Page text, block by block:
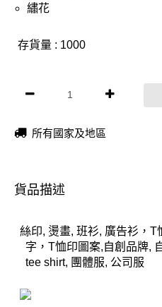
繡花
存貨量 : 1000
所有國家及地區
貨品描述
絲印, 燙畫, 班衫, 廣告衫，T
字，T恤印圖案,自創品牌,
tee shirt, 團體服, 公司服